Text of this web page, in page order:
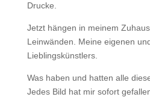
Drucke.
Jetzt hängen in meinem
Leinwänden. Meine eigenen
Lieblingskünstlers.
Was haben und hatten alle
Jedes Bild hat mir sofort